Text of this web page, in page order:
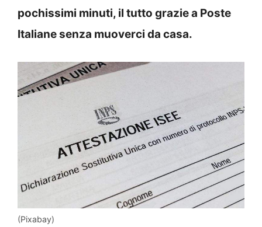
pochissimi minuti, il tutto grazie a Poste
Italiane senza muoverci da casa.
(Pixabay)